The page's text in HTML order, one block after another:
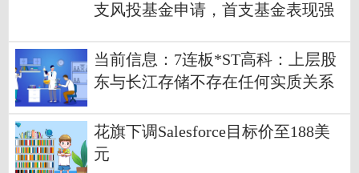
支风投基金申请，首支基金表现强
当前信息：7连板*ST高科：上层股
东与长江存储不存在任何实质关系
花旗下调Salesforce目标价至188美
元